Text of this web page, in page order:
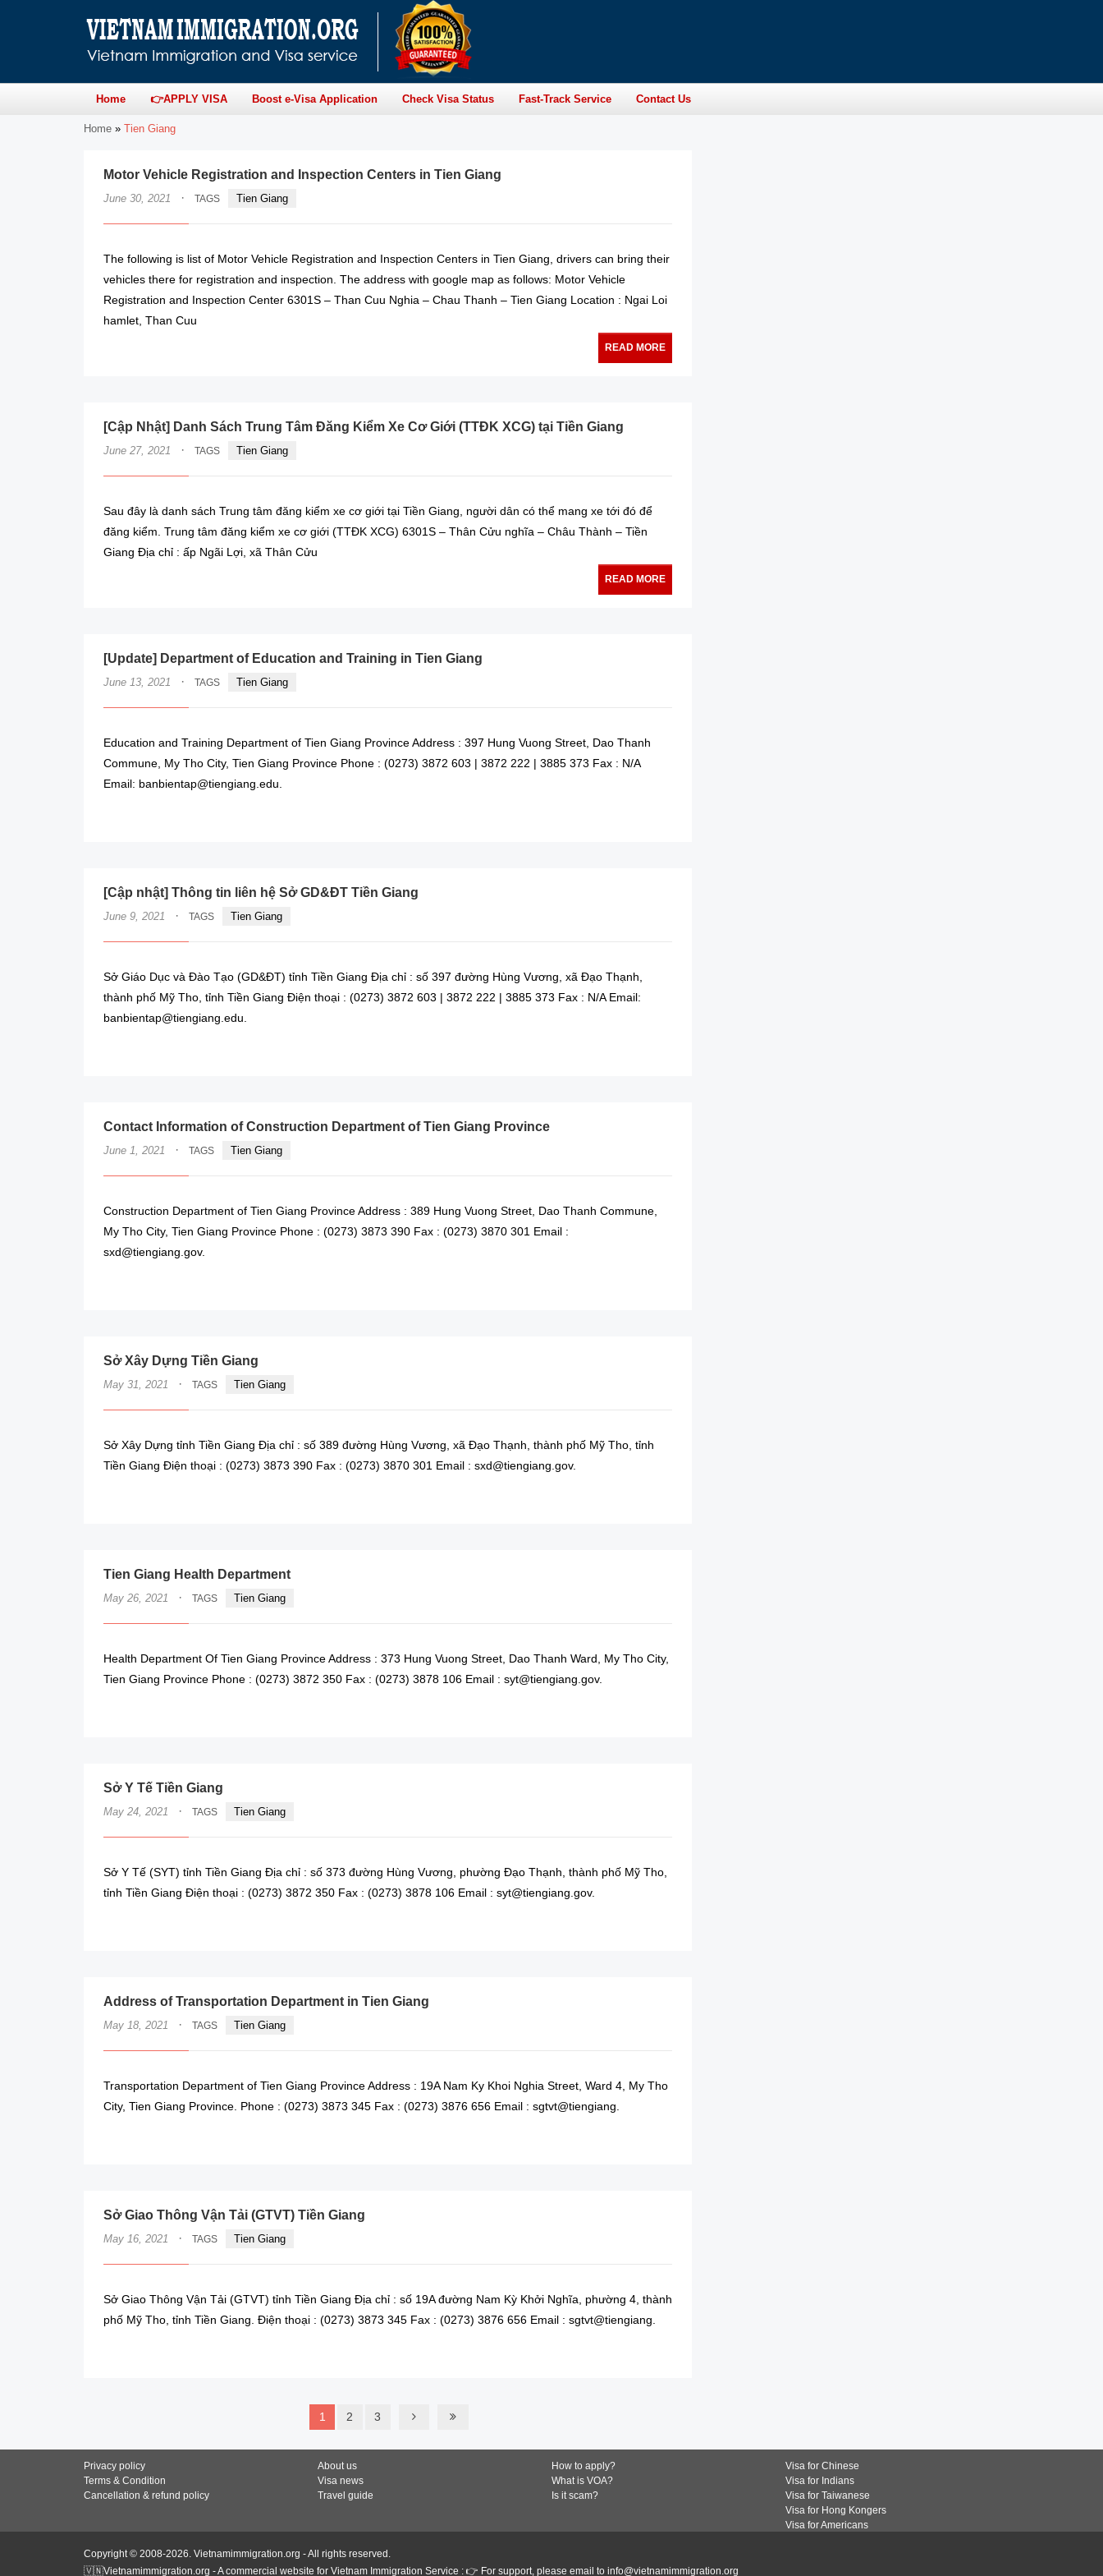
Home 👉APPLY VISA Boost e-Visa Application Check Visa Status Fast-Track Service Contact Us
Home » Tien Giang
Motor Vehicle Registration and Inspection Centers in Tien Giang
June 30, 2021 · TAGS Tien Giang
The following is list of Motor Vehicle Registration and Inspection Centers in Tien Giang, drivers can bring their
vehicles there for registration and inspection. The address with google map as follows: Motor Vehicle
Registration and Inspection Center 6301S – Than Cuu Nghia – Chau Thanh – Tien Giang Location : Ngai Loi
hamlet, Than Cuu
READ MORE
[Cập Nhật] Danh Sách Trung Tâm Đăng Kiểm Xe Cơ Giới (TTĐK XCG) tại Tiền Giang
June 27, 2021 · TAGS Tien Giang
Sau đây là danh sách Trung tâm đăng kiểm xe cơ giới tại Tiền Giang, người dân có thể mang xe tới đó để
đăng kiểm. Trung tâm đăng kiểm xe cơ giới (TTĐK XCG) 6301S – Thân Cửu nghĩa – Châu Thành – Tiền
Giang Địa chỉ : ấp Ngãi Lợi, xã Thân Cửu
READ MORE
[Update] Department of Education and Training in Tien Giang
June 13, 2021 · TAGS Tien Giang
Education and Training Department of Tien Giang Province Address : 397 Hung Vuong Street, Dao Thanh
Commune, My Tho City, Tien Giang Province Phone : (0273) 3872 603 | 3872 222 | 3885 373 Fax : N/A
Email: banbientap@tiengiang.edu.
[Cập nhật] Thông tin liên hệ Sở GD&ĐT Tiền Giang
June 9, 2021 · TAGS Tien Giang
Sở Giáo Dục và Đào Tạo (GD&ĐT) tỉnh Tiền Giang Địa chỉ : số 397 đường Hùng Vương, xã Đạo Thạnh,
thành phố Mỹ Tho, tỉnh Tiền Giang Điện thoại : (0273) 3872 603 | 3872 222 | 3885 373 Fax : N/A Email:
banbientap@tiengiang.edu.
Contact Information of Construction Department of Tien Giang Province
June 1, 2021 · TAGS Tien Giang
Construction Department of Tien Giang Province Address : 389 Hung Vuong Street, Dao Thanh Commune,
My Tho City, Tien Giang Province Phone : (0273) 3873 390 Fax : (0273) 3870 301 Email :
sxd@tiengiang.gov.
Sở Xây Dựng Tiền Giang
May 31, 2021 · TAGS Tien Giang
Sở Xây Dựng tỉnh Tiền Giang Địa chỉ : số 389 đường Hùng Vương, xã Đạo Thạnh, thành phố Mỹ Tho, tỉnh
Tiền Giang Điện thoại : (0273) 3873 390 Fax : (0273) 3870 301 Email : sxd@tiengiang.gov.
Tien Giang Health Department
May 26, 2021 · TAGS Tien Giang
Health Department Of Tien Giang Province Address : 373 Hung Vuong Street, Dao Thanh Ward, My Tho City,
Tien Giang Province Phone : (0273) 3872 350 Fax : (0273) 3878 106 Email : syt@tiengiang.gov.
Sở Y Tế Tiền Giang
May 24, 2021 · TAGS Tien Giang
Sở Y Tế (SYT) tỉnh Tiền Giang Địa chỉ : số 373 đường Hùng Vương, phường Đạo Thạnh, thành phố Mỹ Tho,
tỉnh Tiền Giang Điện thoại : (0273) 3872 350 Fax : (0273) 3878 106 Email : syt@tiengiang.gov.
Address of Transportation Department in Tien Giang
May 18, 2021 · TAGS Tien Giang
Transportation Department of Tien Giang Province Address : 19A Nam Ky Khoi Nghia Street, Ward 4, My Tho
City, Tien Giang Province. Phone : (0273) 3873 345 Fax : (0273) 3876 656 Email : sgtvt@tiengiang.
Sở Giao Thông Vận Tải (GTVT) Tiền Giang
May 16, 2021 · TAGS Tien Giang
Sở Giao Thông Vận Tải (GTVT) tỉnh Tiền Giang Địa chỉ : số 19A đường Nam Kỳ Khởi Nghĩa, phường 4, thành
phố Mỹ Tho, tỉnh Tiền Giang. Điện thoại : (0273) 3873 345 Fax : (0273) 3876 656 Email : sgtvt@tiengiang.
1 2 3
Privacy policy
Terms & Condition
Cancellation & refund policy
About us
Visa news
Travel guide
How to apply?
What is VOA?
Is it scam?
Visa for Chinese
Visa for Indians
Visa for Taiwanese
Visa for Hong Kongers
Visa for Americans
Copyright © 2008-2026. Vietnamimmigration.org - All rights reserved.
🇻🇳Vietnamimmigration.org - A commercial website for Vietnam Immigration Service : 👉 For support, please email to info@vietnamimmigration.org